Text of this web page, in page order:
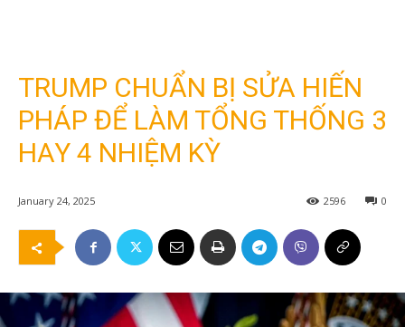
TRUMP CHUẨN BỊ SỬA HIẾN
PHÁP ĐỂ LÀM TỔNG THỐNG 3
HAY 4 NHIỆM KỲ
January 24, 2025 0
2596